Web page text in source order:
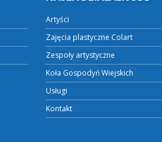
Artyści
Zajęcia plastyczne Colart
Zespoły artystyczne
Koła Gospodyń Wiejskich
Usługi
Kontakt